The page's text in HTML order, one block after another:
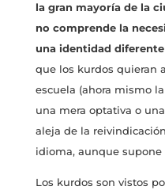
la gran mayoría de la
no comprende la
una identidad
que los kurdos quieran
escuela (ahora mismo
una mera optativa o
aleja de la
idioma, aunque supone
Los kurdos son vistos